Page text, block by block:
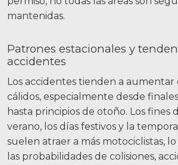
mantenidas.
Patrones estacionales y
accidentes
Los accidentes tienden a aumentar
cálidos, especialmente desde
hasta principios de otoño. Los fines
verano, los días festivos y la
suelen atraer a más motociclistas,
las probabilidades de colisiones,